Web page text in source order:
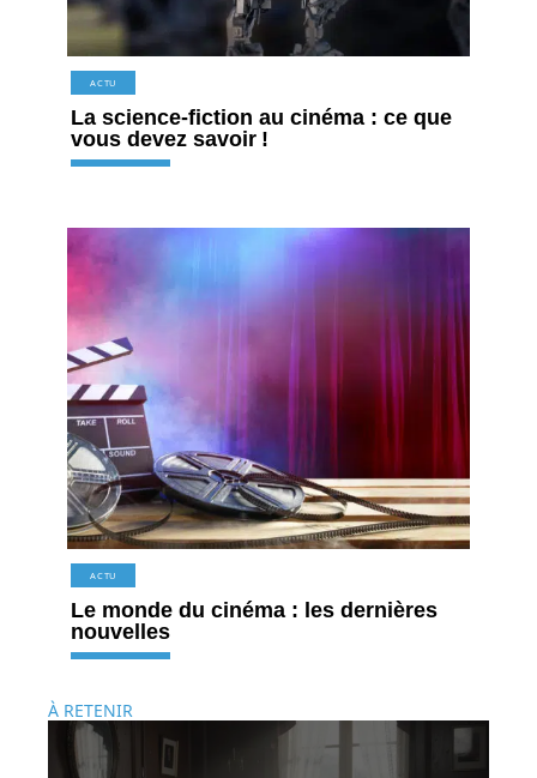
ACTU
La science-fiction au cinéma : ce que
vous devez savoir !
ACTU
Le monde du cinéma : les dernières
nouvelles
À RETENIR